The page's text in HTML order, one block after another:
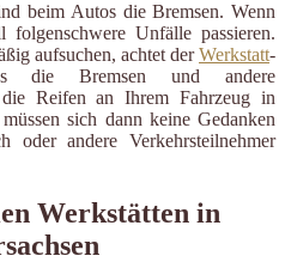
beim Autos die Bremsen. Wenn
folgenschwere Unfälle passieren.
aufsuchen, achtet derWerkstatt-
die Bremsen und andere
Reifen an Ihrem Fahrzeug in
sich dann keine Gedanken
oder andere Verkehrsteilnehmer
Werkstätten in